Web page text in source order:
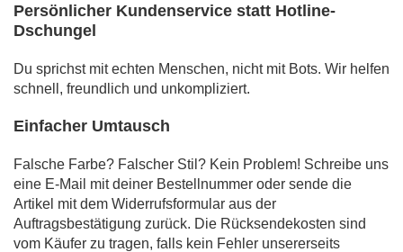
Persönlicher Kundenservice statt Hotline-
Dschungel
Du sprichst mit echten Menschen, nicht mit Bots. Wir helfen
schnell, freundlich und unkompliziert.
Einfacher Umtausch
Falsche Farbe? Falscher Stil? Kein Problem! Schreibe uns
eine E-Mail mit deiner Bestellnummer oder sende die
Artikel mit dem Widerrufsformular aus der
Auftragsbestätigung zurück. Die Rücksendekosten sind
vom Käufer zu tragen, falls kein Fehler unsererseits